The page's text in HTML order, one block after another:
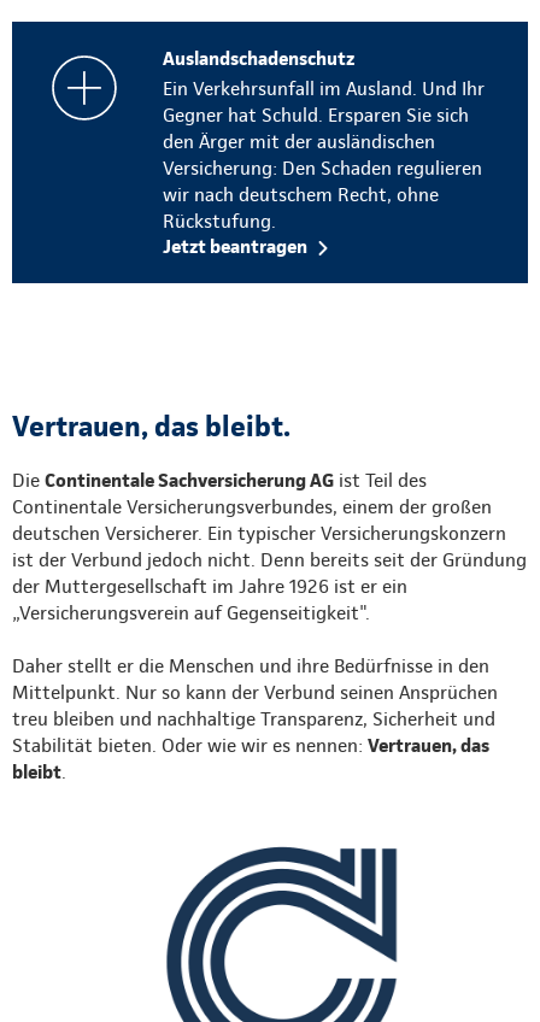
Auslandschadenschutz
Ein Verkehrsunfall im Ausland. Und Ihr
Gegner hat Schuld. Ersparen Sie sich
den Ärger mit der ausländischen
Versicherung: Den Schaden regulieren
wir nach deutschem Recht, ohne
Rückstufung.
Jetzt beantragen
Vertrauen, das bleibt.
Die Continentale Sachversicherung AG ist Teil des
Continentale Versicherungsverbundes, einem der großen
deutschen Versicherer. Ein typischer Versicherungskonzern
ist der Verbund jedoch nicht. Denn bereits seit der Gründung
der Muttergesellschaft im Jahre 1926 ist er ein
„Versicherungsverein auf Gegenseitigkeit".
Daher stellt er die Menschen und ihre Bedürfnisse in den
Mittelpunkt. Nur so kann der Verbund seinen Ansprüchen
treu bleiben und nachhaltige Transparenz, Sicherheit und
Stabilität bieten. Oder wie wir es nennen: Vertrauen, das
bleibt